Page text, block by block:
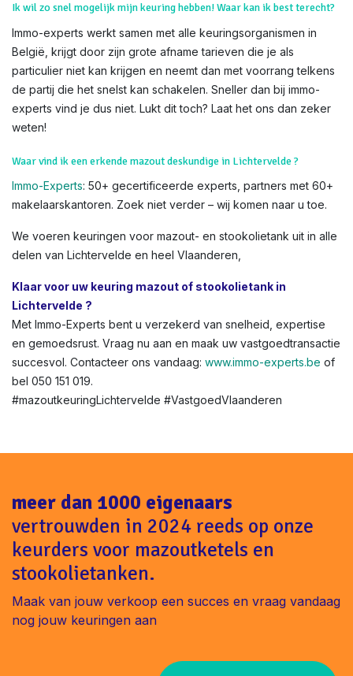
Ik wil zo snel mogelijk mijn keuring hebben! Waar kan ik best terecht?
Immo-experts werkt samen met alle keuringsorganismen in
België, krijgt door zijn grote afname tarieven die je als
particulier niet kan krijgen en neemt dan met voorrang telkens
de partij die het snelst kan schakelen. Sneller dan bij immo-
experts vind je dus niet. Lukt dit toch? Laat het ons dan zeker
weten!
Waar vind ik een erkende mazout deskundige in Lichtervelde ?
Immo-Experts: 50+ gecertificeerde experts, partners met 60+
makelaarskantoren. Zoek niet verder – wij komen naar u toe.
We voeren keuringen voor mazout- en stookolietank uit in alle
delen van Lichtervelde en heel Vlaanderen,
Klaar voor uw keuring mazout of stookolietank in
Lichtervelde ?
Met Immo-Experts bent u verzekerd van snelheid, expertise
en gemoedsrust. Vraag nu aan en maak uw vastgoedtransactie
succesvol. Contacteer ons vandaag: www.immo-experts.be of
bel 050 151 019.
#mazoutkeuringLichtervelde #VastgoedVlaanderen
meer dan 1000 eigenaars
vertrouwden in 2024 reeds op onze
keurders voor mazoutketels en
stookolietanken.
Maak van jouw verkoop een succes en vraag vandaag
nog jouw keuringen aan